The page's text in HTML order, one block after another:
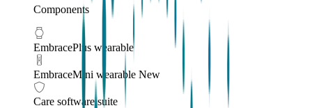
Components
EmbracePlus wearable
EmbraceMini wearable New
Care software suite